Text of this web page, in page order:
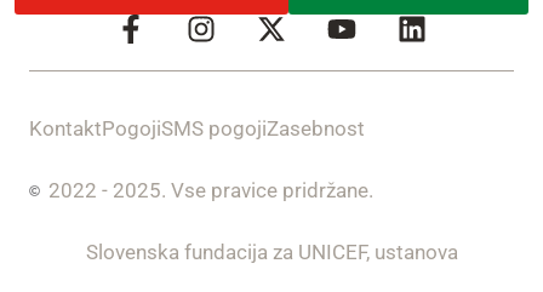
Slovenska fundacija za UNICEF, ustanova
2022 - 2025. Vse pravice pridržane.
KontaktPogojiSMS pogojiZasebnost